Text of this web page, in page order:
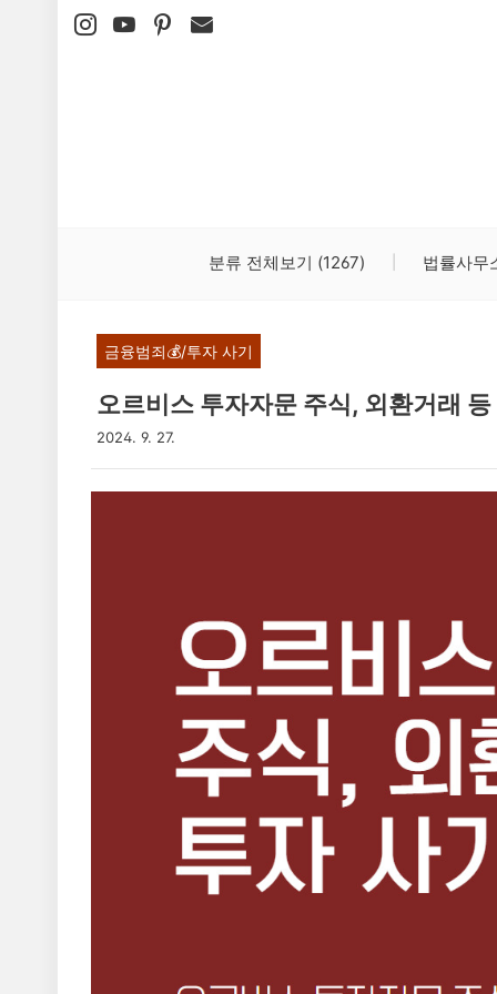
본문 바로가기
분류 전체보기 (1267) 법률사무
금융범죄💰/투자 사기
오르비스 투자자문 주식, 외환거래
2024. 9. 27.